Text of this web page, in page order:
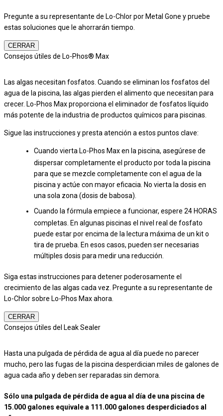
Pregunte a su representante de Lo-Chlor por Metal Gone y pruebe
estas soluciones que le ahorrarán tiempo.
CERRAR
Consejos útiles de Lo-Phos® Max
Las algas necesitan fosfatos. Cuando se eliminan los fosfatos del
agua de la piscina, las algas pierden el alimento que necesitan para
crecer. Lo-Phos Max proporciona el eliminador de fosfatos líquido
más potente de la industria de productos químicos para piscinas.
Sigue las instrucciones y presta atención a estos puntos clave:
Cuando vierta Lo-Phos Max en la piscina, asegúrese de
dispersar completamente el producto por toda la piscina
para que se mezcle completamente con el agua de la
piscina y actúe con mayor eficacia. No vierta la dosis en
una sola zona (dosis de babosa).
Cuando la fórmula empiece a funcionar, espere 24 HORAS
completas. En algunas piscinas el nivel real de fosfato
puede estar por encima de la lectura máxima de un kit o
tira de prueba. En esos casos, pueden ser necesarias
múltiples dosis para medir una reducción.
Siga estas instrucciones para detener poderosamente el
crecimiento de las algas cada vez. Pregunte a su representante de
Lo-Chlor sobre Lo-Phos Max ahora.
CERRAR
Consejos útiles del Leak Sealer
Hasta una pulgada de pérdida de agua al día puede no parecer
mucho, pero las fugas de la piscina desperdician miles de galones de
agua cada año y deben ser reparadas sin demora.
Sólo una pulgada de pérdida de agua al día de una piscina de
15.000 galones equivale a 111.000 galones desperdiciados al